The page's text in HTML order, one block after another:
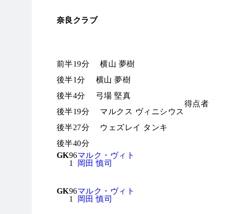
奈良クラブ
前半19分
横山 夢樹
後半1分
横山 夢樹
後半4分
弓場 堅真
後半19分
マルクス ヴィニシウス
後半27分
ウェズレイ タンキ
後半40分
得点者
GK96マルク・ヴィト
1
岡田 慎司
GK96マルク・ヴィト
1
岡田 慎司